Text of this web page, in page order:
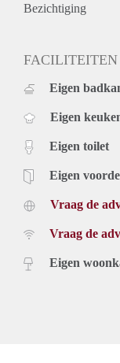
Bezichtiging
FACILITEITEN
Eigen
Eigen
Eigen toilet
Eigen
Vraag de
Vraag de
Eigen